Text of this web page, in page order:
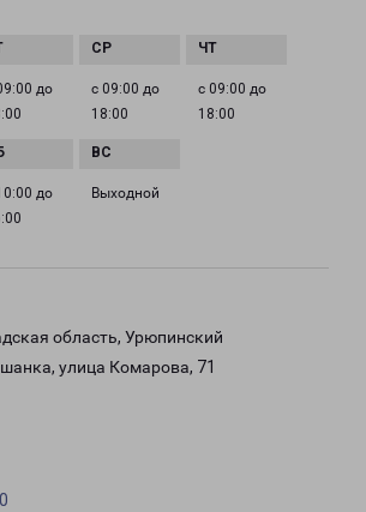
до
с 09:00 до
18:00
с 09:00 до
18:00
до
Выходной
область, Урюпинский
улица Комарова, 71